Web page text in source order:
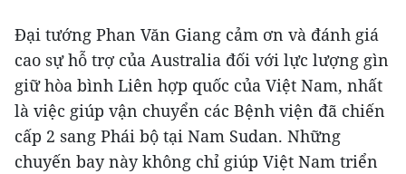
Đại tướng Phan Văn Giang cảm ơn và đánh giá
cao sự hỗ trợ của Australia đối với lực lượng gìn
giữ hòa bình Liên hợp quốc của Việt Nam, nhất
là việc giúp vận chuyển các Bệnh viện đã chiến
cấp 2 sang Phái bộ tại Nam Sudan. Những
chuyến bay này không chỉ giúp Việt Nam triển